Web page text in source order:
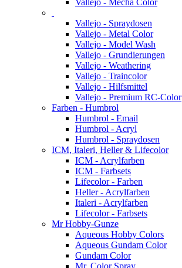
Vallejo - Mecha Color
Vallejo - Spraydosen
Vallejo - Metal Color
Vallejo - Model Wash
Vallejo - Grundierungen
Vallejo - Weathering
Vallejo - Traincolor
Vallejo - Hilfsmittel
Vallejo - Premium RC-Color
Farben - Humbrol
Humbrol - Email
Humbrol - Acryl
Humbrol - Spraydosen
ICM, Italeri, Heller & Lifecolor
ICM - Acrylfarben
ICM - Farbsets
Lifecolor - Farben
Heller - Acrylfarben
Italeri - Acrylfarben
Lifecolor - Farbsets
Mr Hobby-Gunze
Aqueous Hobby Colors
Aqueous Gundam Color
Gundam Color
Mr. Color Spray